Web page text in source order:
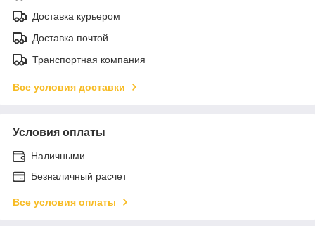
Доставка курьером
Доставка почтой
Транспортная компания
Все условия доставки
Условия оплаты
Наличными
Безналичный расчет
Все условия оплаты